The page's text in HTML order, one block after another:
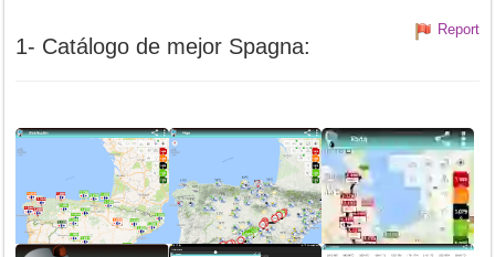
Report
1- Catálogo de mejor Spagna: